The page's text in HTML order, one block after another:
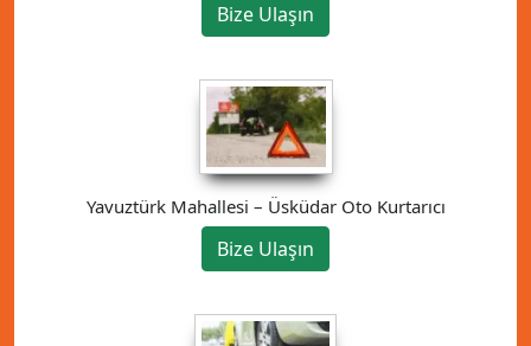
Bize Ulaşın
Yavuztürk Mahallesi – Üsküdar Oto Kurtarıcı
Bize Ulaşın